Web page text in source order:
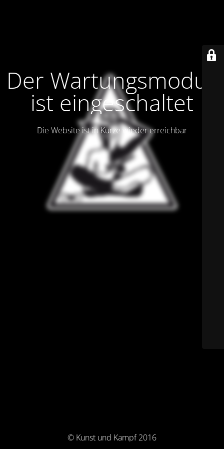
Der Wartungsmodus
ist eingeschaltet
Die Website ist in Kürze wieder erreichbar
© Kunst und Kampf 2016